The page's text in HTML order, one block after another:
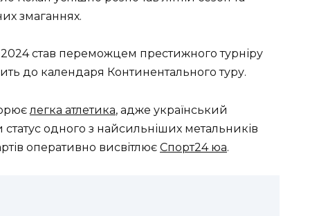
змаганнях.
став переможцем престижного турніру
до календаря Континентального туру.
легка атлетика, адже український
одного з найсильніших метальників
оперативно висвітлює Cпорт24 юа.